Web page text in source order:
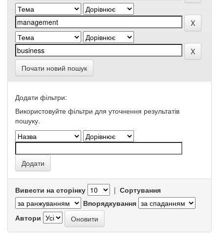
Почати новий пошук
Додати фільтри:
Використовуйте фільтри для уточнення результатів
пошуку.
Вивести на сторінку | Сортування
Впорядкування
Автори